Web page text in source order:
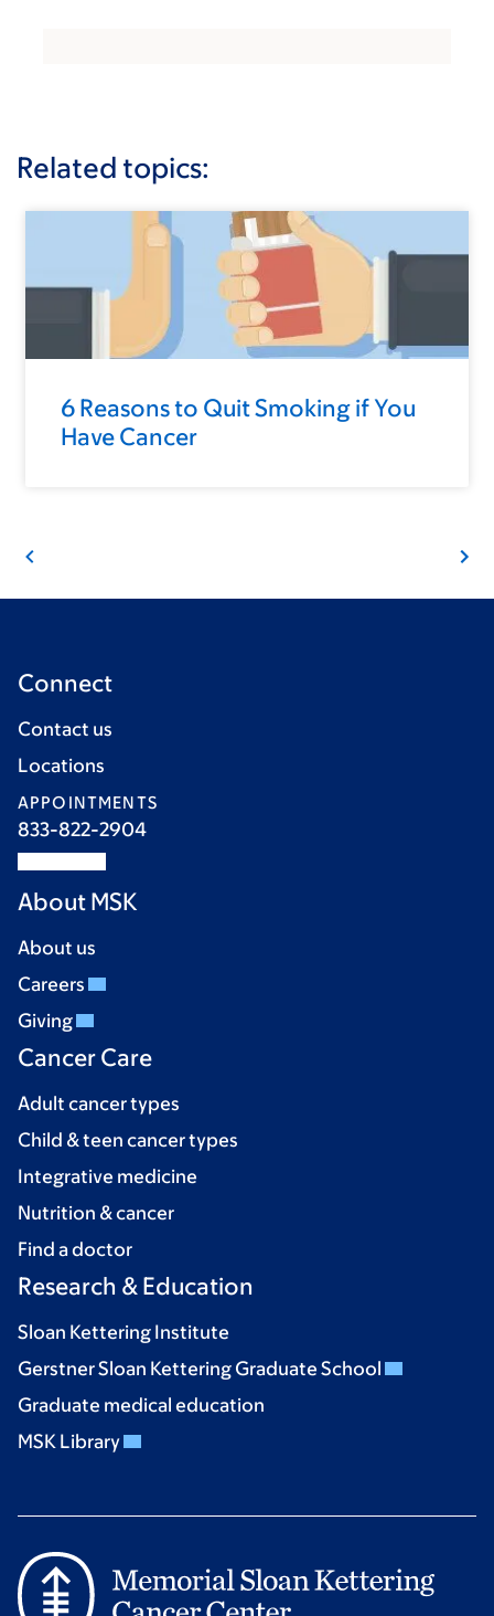
Related topics:
6 Reasons to Quit Smoking if You
Have Cancer
Connect
Contact us
Locations
APPOINTMENTS
833-822-2904
About MSK
About us
Careers
Giving
Cancer Care
Adult cancer types
Child & teen cancer types
Integrative medicine
Nutrition & cancer
Find a doctor
Research & Education
Sloan Kettering Institute
Gerstner Sloan Kettering Graduate School
Graduate medical education
MSK Library